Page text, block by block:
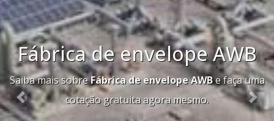
Envelope de papel kraft
Saiba mais sobreEnvelope de papel krafte faça uma
cotação gratuita agora mesmo.
Previous Next